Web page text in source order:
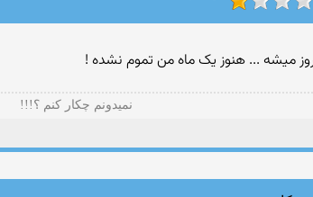
نمیدونم چکار کنم ؟!!!